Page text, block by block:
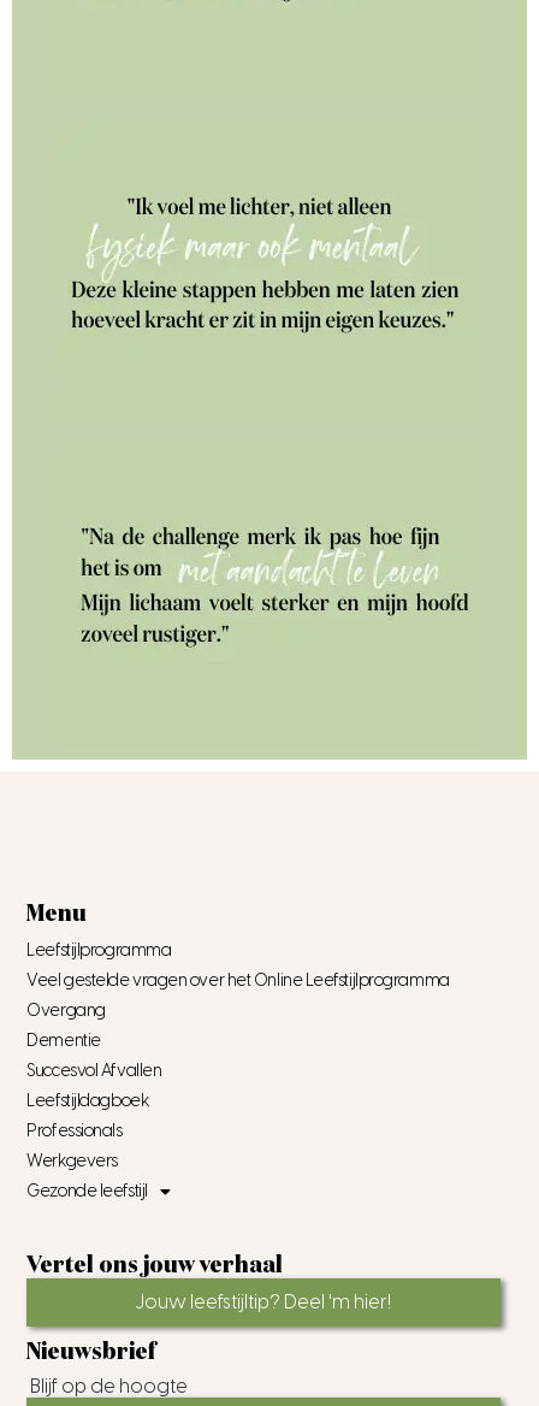
Menu
Leefstijlprogramma
Veel gestelde vragen over het Online Leefstijlprogramma
Overgang
Dementie
Succesvol Afvallen
Leefstijldagboek
Professionals
Werkgevers
Gezonde leefstijl
Vertel ons jouw verhaal
Jouw leefstijltip? Deel 'm hier!
Nieuwsbrief
Blijf op de hoogte